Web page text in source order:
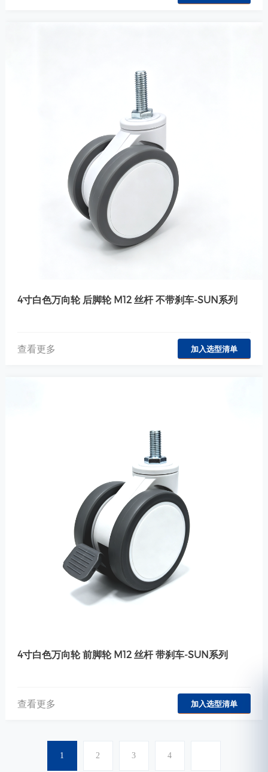
4寸白色万向轮 后脚轮 M12 丝杆 不带刹车-SUN系列
查看更多 加入选型清单
4寸白色万向轮 前脚轮 M12 丝杆 带刹车-SUN系列
查看更多 加入选型清单
1 2 3 4